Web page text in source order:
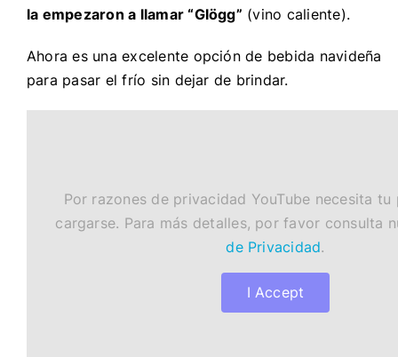
la empezaron a llamar “Glögg” (vino caliente).
Ahora es una excelente opción de bebida navideña
para pasar el frío sin dejar de brindar.
Por razones de privacidad YouTube necesita tu
cargarse. Para más detalles, por favor consulta
de Privacidad.
I Accept